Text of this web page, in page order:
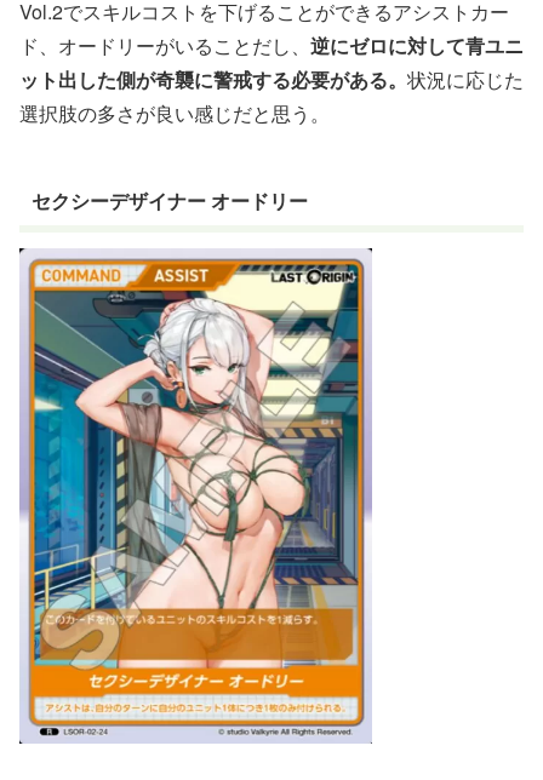
Vol.2でスキルコストを下げることができるアシストカー
ド、オードリーがいることだし、 逆にゼロに対して青ユニ
ット出した側が奇襲に警戒する必要がある。 状況に応じた
選択肢の多さが良い感じだと思う。
セクシーデザイナー オードリー